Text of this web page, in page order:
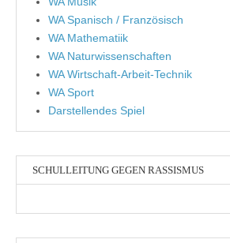
WA Spanisch / Französisch
WA Mathematiik
WA Naturwissenschaften
WA Wirtschaft-Arbeit-Technik
WA Sport
Darstellendes Spiel
SCHULLEITUNG GEGEN RASSISMUS